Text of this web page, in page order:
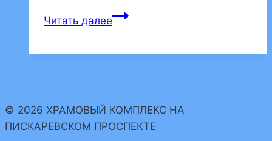
Читать далееОбъявляется
при
храмовом
© 2026 ХРАМОВЫЙ КОМПЛЕКС НА
ПИСКАРЕВСКОМ ПРОСПЕКТЕ